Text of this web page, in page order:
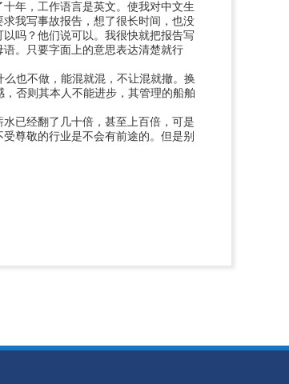
年，工作语言是英文。使我对中文生
我写事故报告，想了很长时间，也没
吗？他们说可以。我很快就把报告写
。只要字面上的意思表达清楚就行
也不做，能混就混，不让混就撤。换
否则其本人不能进步，其管理的船舶
已经翻了几十倍，甚至上百倍，可是
尊敬的行业是不会有前途的。但是别